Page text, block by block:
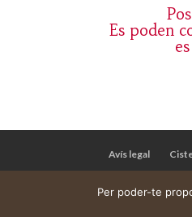
Es poden
Avís legal
Web construïda
Per poder-te